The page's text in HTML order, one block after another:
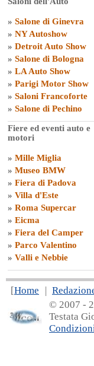
» Salone di Ginevra
» NY Autoshow
» Detroit Auto Show
» Salone di Bologna
» LA Auto Show
» Parigi Motor Show
» Saloni Francoforte
» Salone di Pechino
Fiere ed eventi auto e
motori
» Mille Miglia
» Museo BMW
» Fiera di Padova
» Villa d'Este
» Roma Supercar
» Eicma
» Fiera del Camper
» Parco Valentino
» Valli e Nebbie
[Home |
© 2007 -
Testata